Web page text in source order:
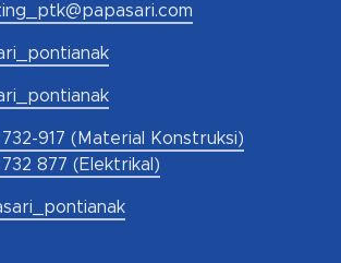
917 (Material Konstruksi)
877 (Elektrikal)